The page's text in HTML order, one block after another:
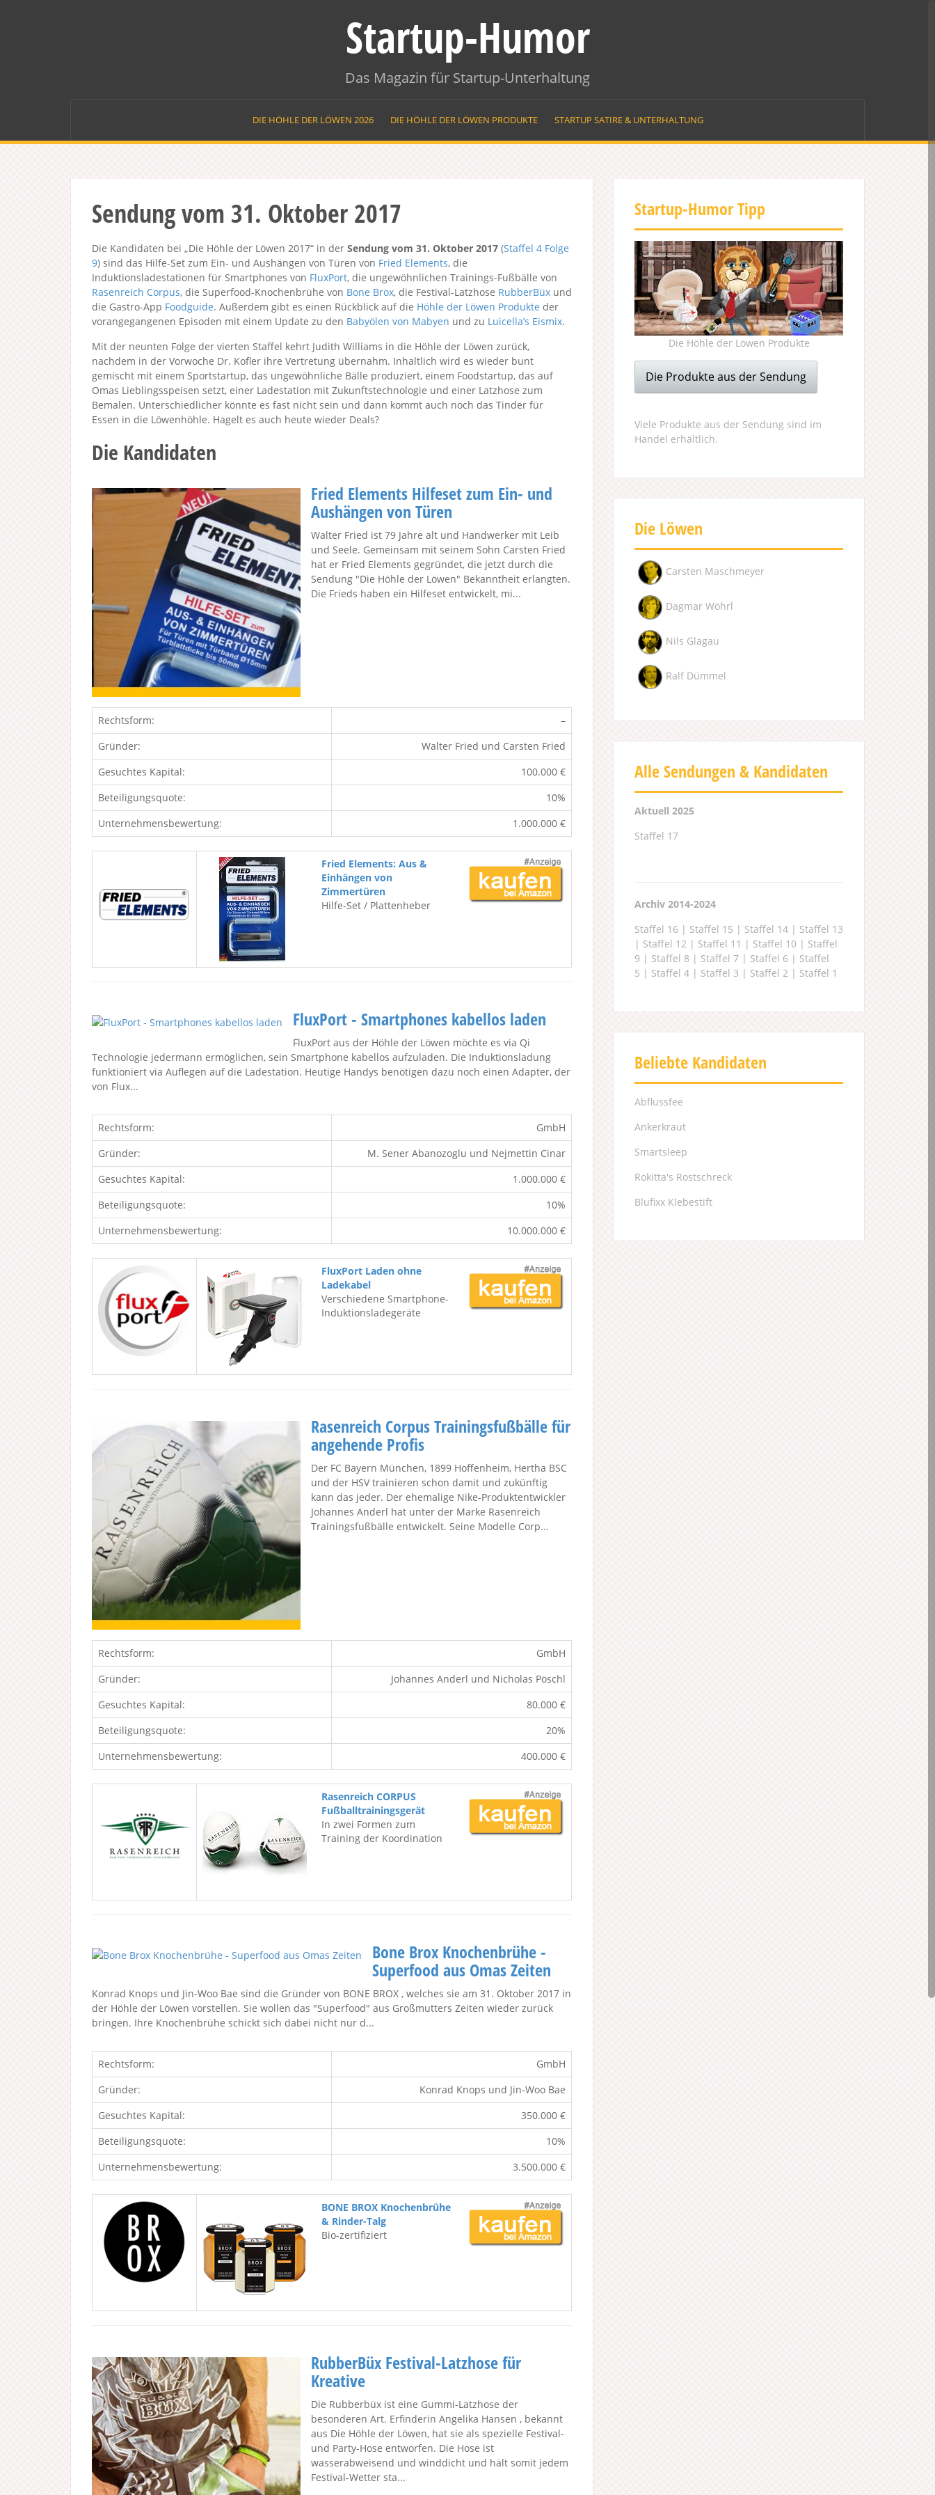
Startup-Humor
Das Magazin für Startup-Unterhaltung
DIE HÖHLE DER LÖWEN 2026 DIE HÖHLE DER LÖWEN PRODUKTE STARTUP SATIRE & UNTERHALTUNG
Sendung vom 31. Oktober 2017
Die Kandidaten bei „Die Höhle der Löwen 2017“ in der Sendung vom 31. Oktober 2017 (Staffel 4 Folge
9) sind das Hilfe-Set zum Ein- und Aushängen von Türen von Fried Elements, die
Induktionsladestationen für Smartphones von FluxPort, die ungewöhnlichen Trainings-Fußbälle von
Rasenreich Corpus, die Superfood-Knochenbrühe von Bone Brox, die Festival-Latzhose RubberBüx und
die Gastro-App Foodguide. Außerdem gibt es einen Rückblick auf die Höhle der Löwen Produkte der
vorangegangenen Episoden mit einem Update zu den Babyölen von Mabyen und zu Luicella’s Eismix.
Mit der neunten Folge der vierten Staffel kehrt Judith Williams in die Höhle der Löwen zurück,
nachdem in der Vorwoche Dr. Kofler ihre Vertretung übernahm. Inhaltlich wird es wieder bunt
gemischt mit einem Sportstartup, das ungewöhnliche Bälle produziert, einem Foodstartup, das auf
Omas Lieblingsspeisen setzt, einer Ladestation mit Zukunftstechnologie und einer Latzhose zum
Bemalen. Unterschiedlicher könnte es fast nicht sein und dann kommt auch noch das Tinder für
Essen in die Löwenhöhle. Hagelt es auch heute wieder Deals?
Die Kandidaten
Fried Elements Hilfeset zum Ein- und
Aushängen von Türen
Walter Fried ist 79 Jahre alt und Handwerker mit Leib
und Seele. Gemeinsam mit seinem Sohn Carsten Fried
hat er Fried Elements gegründet, die jetzt durch die
Sendung "Die Höhle der Löwen" Bekanntheit erlangten.
Die Frieds haben ein Hilfeset entwickelt, mi...
Rechtsform:
–
Gründer:
Walter Fried und Carsten Fried
Gesuchtes Kapital:
100.000 €
Beteiligungsquote:
10%
Unternehmensbewertung:
1.000.000 €
Fried Elements: Aus &
Einhängen von
Zimmertüren
Hilfe-Set / Plattenheber
FluxPort - Smartphones kabellos laden
FluxPort aus der Höhle der Löwen möchte es via Qi
Technologie jedermann ermöglichen, sein Smartphone kabellos aufzuladen. Die Induktionsladung
funktioniert via Auflegen auf die Ladestation. Heutige Handys benötigen dazu noch einen Adapter, der
von Flux...
Rechtsform:
GmbH
Gründer:
M. Sener Abanozoglu und Nejmettin Cinar
Gesuchtes Kapital:
1.000.000 €
Beteiligungsquote:
10%
Unternehmensbewertung:
10.000.000 €
FluxPort Laden ohne
Ladekabel
Verschiedene Smartphone-
Induktionsladegeräte
Rasenreich Corpus Trainingsfußbälle für
angehende Profis
Der FC Bayern München, 1899 Hoffenheim, Hertha BSC
und der HSV trainieren schon damit und zukünftig
kann das jeder. Der ehemalige Nike-Produktentwickler
Johannes Anderl hat unter der Marke Rasenreich
Trainingsfußbälle entwickelt. Seine Modelle Corp...
Rechtsform:
GmbH
Gründer:
Johannes Anderl und Nicholas Pöschl
Gesuchtes Kapital:
80.000 €
Beteiligungsquote:
20%
Unternehmensbewertung:
400.000 €
Rasenreich CORPUS
Fußballtrainingsgerät
In zwei Formen zum
Training der Koordination
Bone Brox Knochenbrühe -
Superfood aus Omas Zeiten
Konrad Knops und Jin-Woo Bae sind die Gründer von BONE BROX , welches sie am 31. Oktober 2017 in
der Höhle der Löwen vorstellen. Sie wollen das "Superfood" aus Großmutters Zeiten wieder zurück
bringen. Ihre Knochenbrühe schickt sich dabei nicht nur d...
Rechtsform:
GmbH
Gründer:
Konrad Knops und Jin-Woo Bae
Gesuchtes Kapital:
350.000 €
Beteiligungsquote:
10%
Unternehmensbewertung:
3.500.000 €
BONE BROX Knochenbrühe
& Rinder-Talg
Bio-zertifiziert
RubberBüx Festival-Latzhose für
Kreative
Die Rubberbüx ist eine Gummi-Latzhose der
besonderen Art. Erfinderin Angelika Hansen , bekannt
aus Die Höhle der Löwen, hat sie als spezielle Festival-
und Party-Hose entworfen. Die Hose ist
wasserabweisend und winddicht und hält somit jedem
Festival-Wetter sta...
Startup-Humor Tipp
Die Höhle der Löwen Produkte
Die Produkte aus der Sendung
Viele Produkte aus der Sendung sind im
Handel erhältlich.
Die Löwen
Carsten Maschmeyer
Dagmar Wöhrl
Nils Glagau
Ralf Dümmel
Alle Sendungen & Kandidaten
Aktuell 2025
Staffel 17
Archiv 2014-2024
Staffel 16 | Staffel 15 | Staffel 14 | Staffel 13
| Staffel 12 | Staffel 11 | Staffel 10 | Staffel
9 | Staffel 8 | Staffel 7 | Staffel 6 | Staffel
5 | Staffel 4 | Staffel 3 | Staffel 2 | Staffel 1
Beliebte Kandidaten
Abflussfee
Ankerkraut
Smartsleep
Rokitta's Rostschreck
Blufixx Klebestift